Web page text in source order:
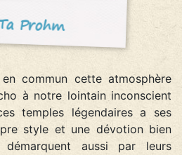
Prohm
commun cette atmosphère
à notre lointain inconscient
temples légendaires a ses
style et une dévotion bien
aussi par leurs